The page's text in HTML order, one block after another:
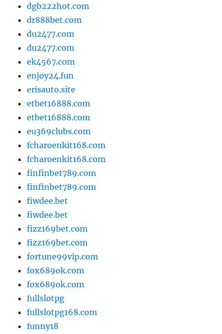
dgb222hot.com
dr888bet.com
du2477.com
du2477.com
ek4567.com
enjoy24.fun
erisauto.site
etbet16888.com
etbet16888.com
eu369clubs.com
fcharoenkit168.com
fcharoenkit168.com
finfinbet789.com
finfinbet789.com
fiwdee.bet
fiwdee.bet
fizz169bet.com
fizz169bet.com
fortune99vip.com
fox689ok.com
fox689ok.com
fullslotpg
fullslotpg168.com
funny18